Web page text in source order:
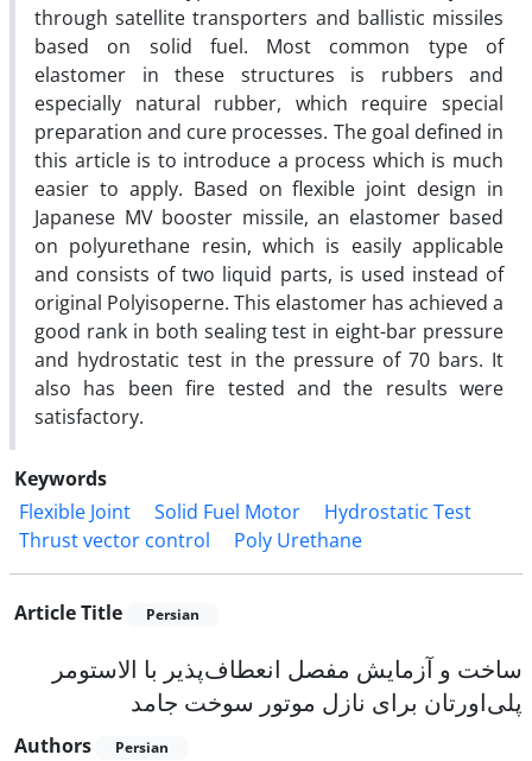
through satellite transporters and ballistic missiles
based on solid fuel. Most common type of
elastomer in these structures is rubbers and
especially natural rubber, which require special
preparation and cure processes. The goal defined in
this article is to introduce a process which is much
easier to apply. Based on flexible joint design in
Japanese MV booster missile, an elastomer based
on polyurethane resin, which is easily applicable
and consists of two liquid parts, is used instead of
original Polyisoperne. This elastomer has achieved a
good rank in both sealing test in eight-bar pressure
and hydrostatic test in the pressure of 70 bars. It
also has been fire tested and the results were
satisfactory.
Keywords
Flexible Joint
Solid Fuel Motor
Hydrostatic Test
Thrust vector control
Poly Urethane
Article Title Persian
ساخت و آزمایش مفصل انعطاف‌پذیر با الاستومر
پلی‌اورتان برای نازل موتور سوخت جامد
Authors Persian